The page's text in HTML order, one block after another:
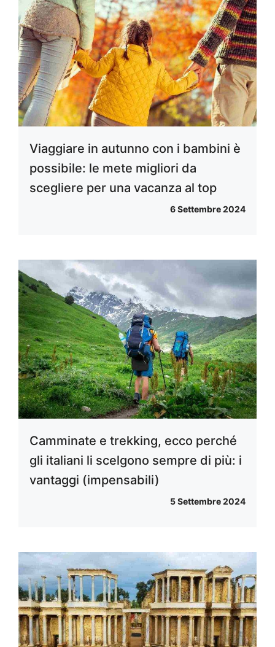
Viaggiare in autunno con i bambini è
possibile: le mete migliori da
scegliere per una vacanza al top
6 Settembre 2024
Camminate e trekking, ecco perché
gli italiani li scelgono sempre di più: i
vantaggi (impensabili)
5 Settembre 2024